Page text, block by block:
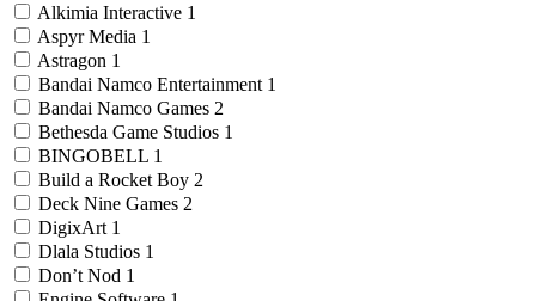
Alkimia Interactive 1
Aspyr Media 1
Astragon 1
Bandai Namco Entertainment 1
Bandai Namco Games 2
Bethesda Game Studios 1
BINGOBELL 1
Build a Rocket Boy 2
Deck Nine Games 2
DigixArt 1
Dlala Studios 1
Don’t Nod 1